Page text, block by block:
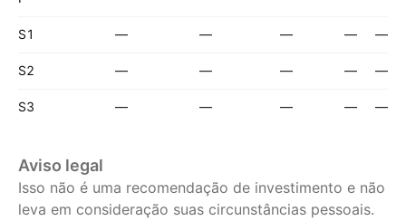
S1 — — — — —
S2 — — — — —
S3 — — — — —
Aviso legal
Isso não é uma recomendação de investimento e não
leva em consideração suas circunstâncias pessoais.